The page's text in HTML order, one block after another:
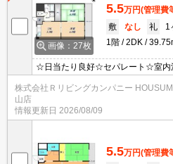
画像：27枚
5.5万円(管理費
敷
なし 礼
1
1階
2DK
☆日当たり良好☆セパレート☆室内
株式会社Ｒリビングカンパニー
山店
情報更新日 2026/08/09
5.5万円(管理費